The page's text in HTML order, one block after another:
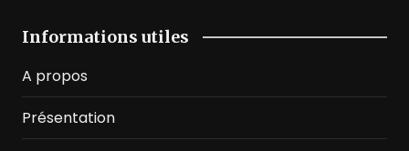
Informations utiles
A propos
Présentation